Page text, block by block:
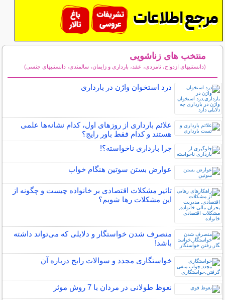
منتخب های زناشویی
(دانستنیهای ازدواج، نامزدی، عقد، بارداری و زایمان، سالمندی، دانستنیهای جنسی)
درد استخوان واژن در بارداری
علائم بارداری از روزهای اول، کدام نشانه‌ها علمی
هستند و کدام فقط باور رایج؟
چرا بارداری ناخواسته؟!
عوارض بستن سوتین هنگام خواب
تاثیر مشکلات اقتصادی بر خانواده چیست و چگونه از
این مشکلات رها شویم؟
منصرف شدن خواستگار و دلایلی که می‌تواند داشته
باشد!
خواستگاری مجدد و سوالات رایج درباره آن
نعوظ طولانی در مردان با 7 روش موثر